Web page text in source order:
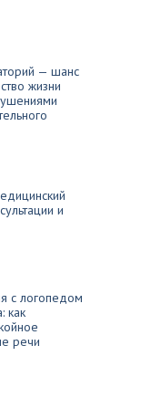
— шанс
жизни
и
с логопедом
как
речи